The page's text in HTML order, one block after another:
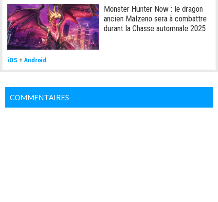
Monster Hunter Now : le dragon
ancien Malzeno sera à combattre
durant la Chasse automnale 2025
iOS +Android
COMMENTAIRES